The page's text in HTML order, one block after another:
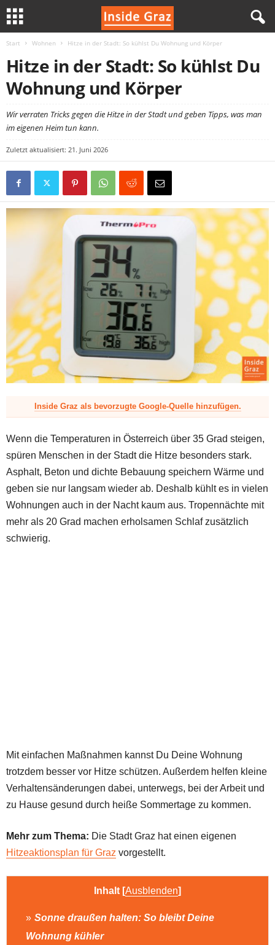
Start Wohnen Hitze in der Stadt: So kühlst Du Wohnung und Körper
Hitze in der Stadt: So kühlst Du
Wohnung und Körper
Wir verraten Tricks gegen die Hitze in der Stadt und geben Tipps, was man
im eigenen Heim tun kann.
Zuletzt aktualisiert: 21. Juni 2026
Inside Graz als bevorzugte Google-Quelle hinzufügen.
Wenn die Temperaturen in Österreich über 35 Grad steigen,
spüren Menschen in der Stadt die Hitze besonders stark.
Asphalt, Beton und dichte Bebauung speichern Wärme und
geben sie nur langsam wieder ab. Deshalb kühlt es in vielen
Wohnungen auch in der Nacht kaum aus. Tropennächte mit
mehr als 20 Grad machen erholsamen Schlaf zusätzlich
schwierig.
Mit einfachen Maßnahmen kannst Du Deine Wohnung
trotzdem besser vor Hitze schützen. Außerdem helfen kleine
Verhaltensänderungen dabei, unterwegs, bei der Arbeit und
zu Hause gesund durch heiße Sommertage zu kommen.
Mehr zum Thema: Die Stadt Graz hat einen eigenen
Hitzeaktionsplan für Graz vorgestellt.
Inhalt [Ausblenden]
Sonne draußen halten: So bleibt Deine
Wohnung kühler